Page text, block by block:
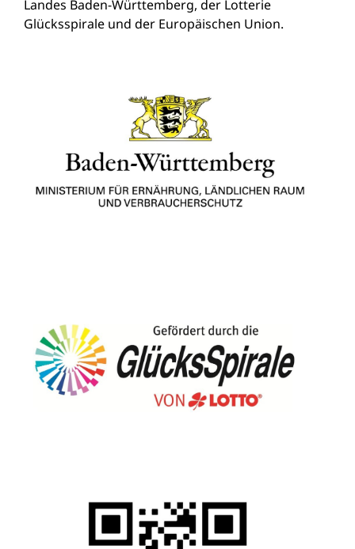
Landes Baden-Württemberg, der Lotterie
Glücksspirale und der Europäischen Union.